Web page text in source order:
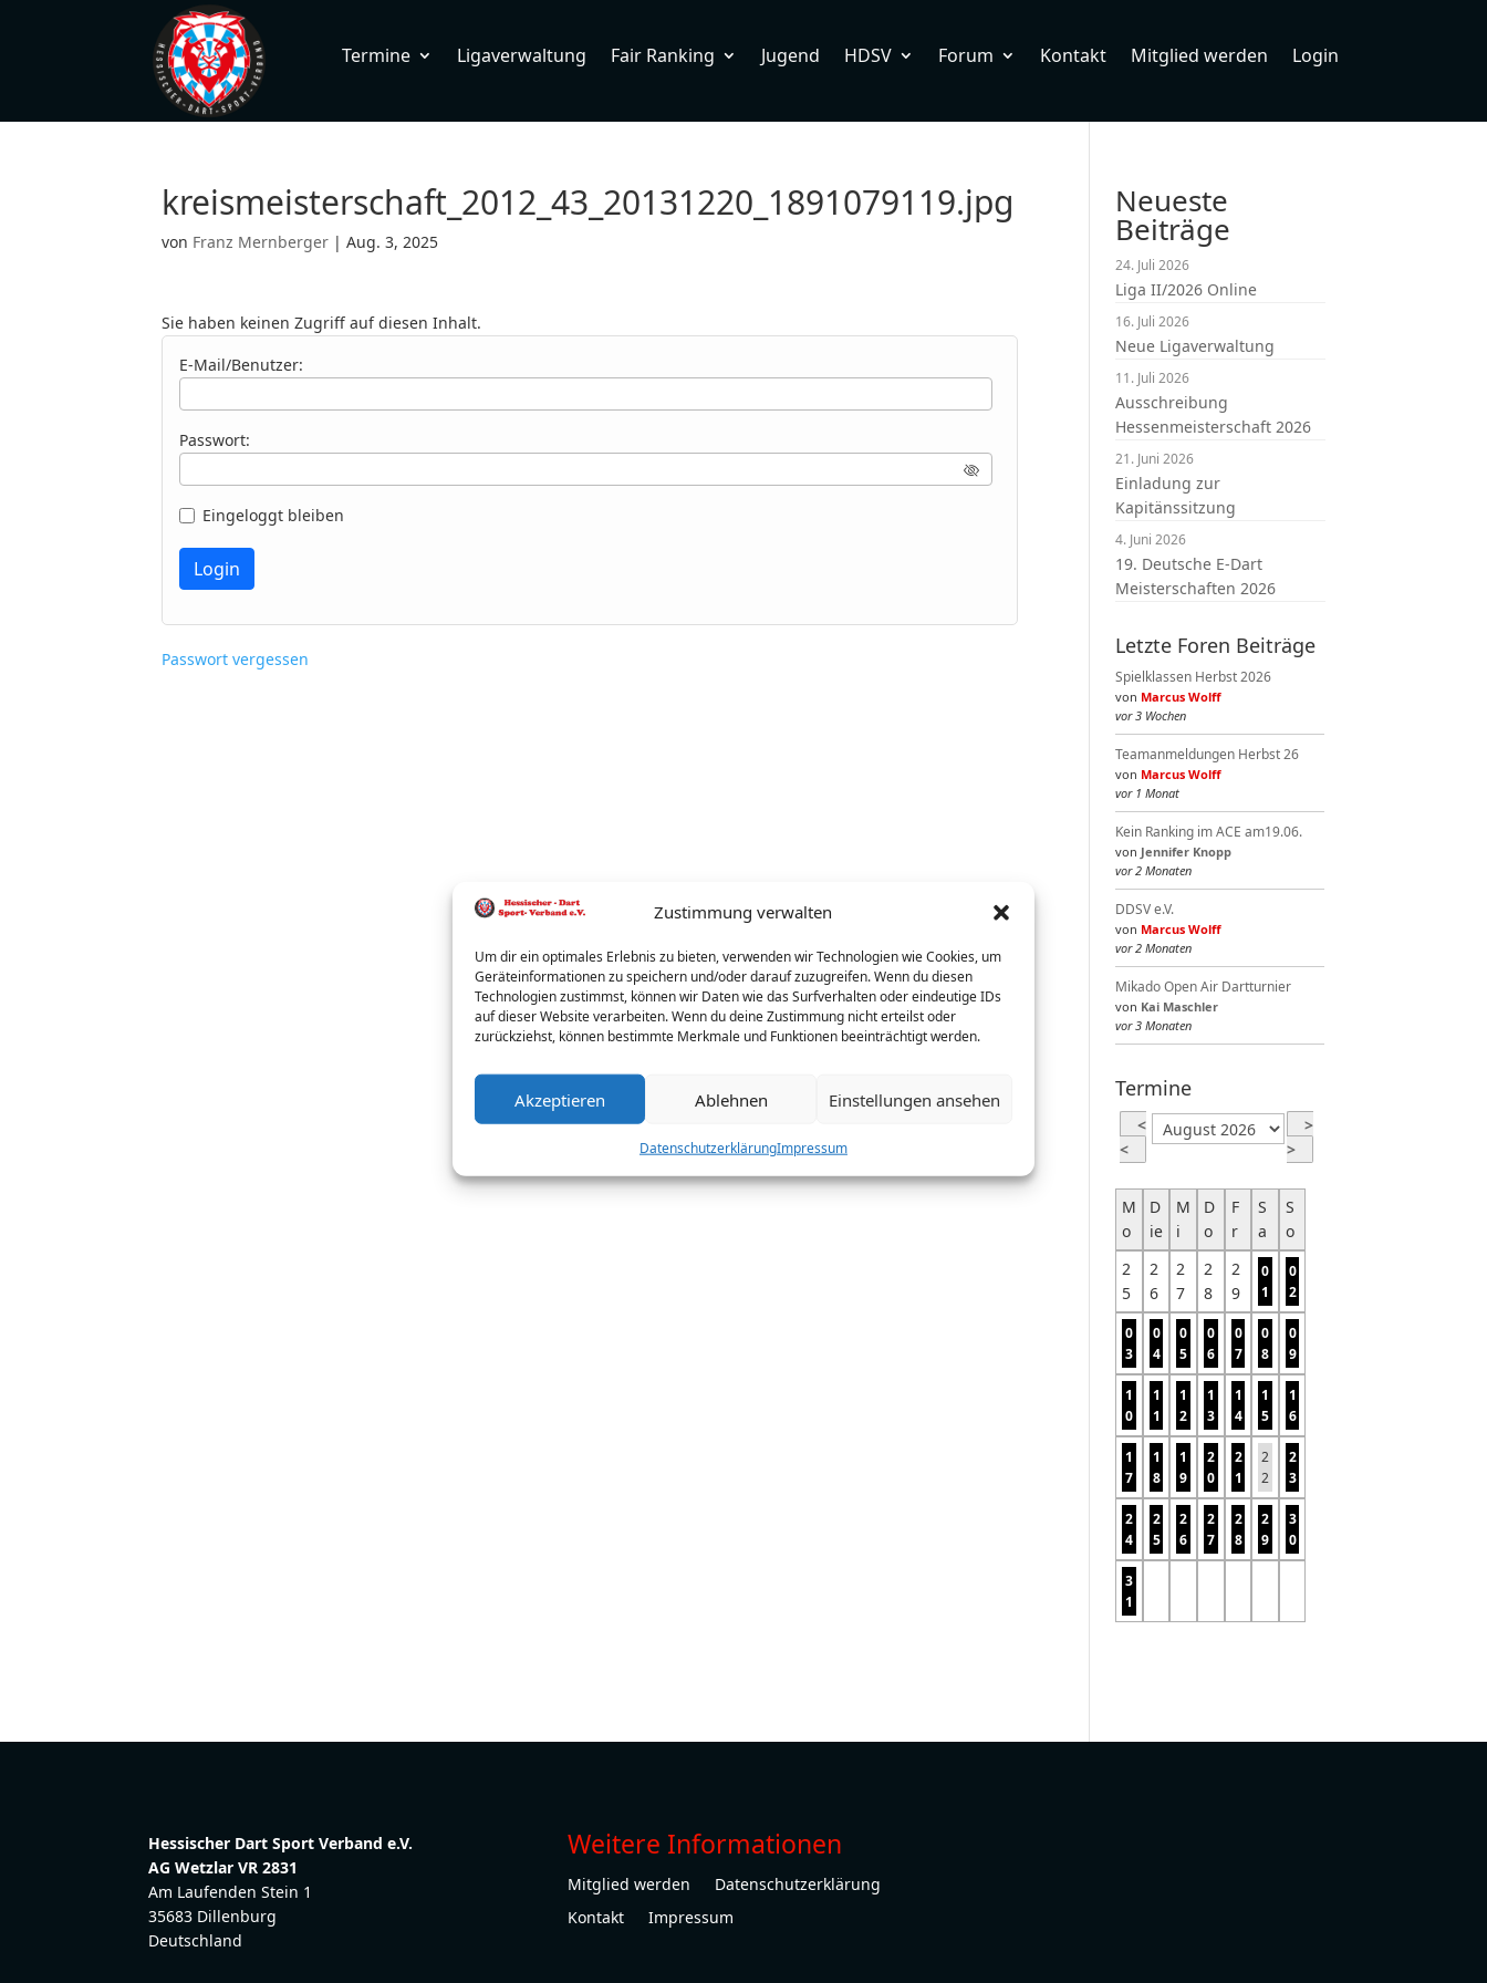
Zustimmung verwalten
Um dir ein optimales Erlebnis zu bieten, verwenden wir Technologien wie Cookies, um
Geräteinformationen zu speichern und/oder darauf zuzugreifen. Wenn du diesen
Technologien zustimmst, können wir Daten wie das Surfverhalten oder eindeutige IDs
auf dieser Website verarbeiten. Wenn du deine Zustimmung nicht erteilst oder
zurückziehst, können bestimmte Merkmale und Funktionen beeinträchtigt werden.
Akzeptieren Ablehnen Einstellungen ansehen
DatenschutzerklärungImpressum
Termine Ligaverwaltung Fair Ranking Jugend HDSV Forum Kontakt Mitglied werden Login
kreismeisterschaft_2012_43_20131220_1891079119.jpg
von Franz Mernberger |Aug. 3, 2025
Sie haben keinen Zugriff auf diesen Inhalt.
E-Mail/Benutzer:
Passwort:
Eingeloggt bleiben
Passwort vergessen
Neueste
Beiträge
Liga II/2026 Online
24. Juli 2026
Neue Ligaverwaltung
16. Juli 2026
Ausschreibung
Hessenmeisterschaft 2026
11. Juli 2026
Einladung zur
Kapitänssitzung
21. Juni 2026
19. Deutsche E-Dart
Meisterschaften 2026
4. Juni 2026
Letzte Foren Beiträge
Spielklassen Herbst 2026
von Marcus Wolff
vor 3 Wochen
Teamanmeldungen Herbst 26
von Marcus Wolff
vor 1 Monat
Kein Ranking im ACE am19.06.
von Jennifer Knopp
vor 2 Monaten
DDSV e.V.
von Marcus Wolff
vor 2 Monaten
Mikado Open Air Dartturnier
von Kai Maschler
vor 3 Monaten
Termine
<
<
>
>
M
o
D
ie
M
i
D
o
F
r
S
a
S
o
2
5
2
6
2
7
2
8
2
9
0
1
0
2
0
3
0
4
0
5
0
6
0
7
0
8
0
9
1
0
1
1
1
2
1
3
1
4
1
5
1
6
1
7
1
8
1
9
2
0
2
1
2
2
2
3
2
4
2
5
2
6
2
7
2
8
2
9
3
0
3
1
Hessischer Dart Sport Verband e.V.
AG Wetzlar VR 2831
Am Laufenden Stein 1
35683 Dillenburg
Deutschland
Weitere Informationen
Mitglied werden
Datenschutzerklärung
Kontakt
Impressum